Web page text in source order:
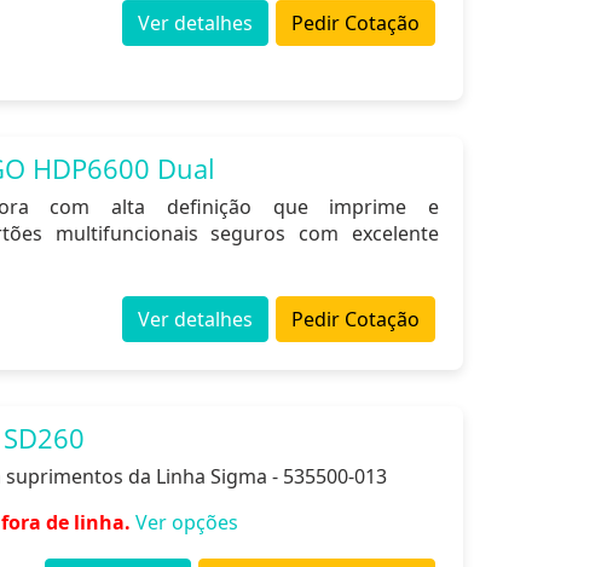
Pedir Cotação
Ver detalhes
HDP6600 Dual
com alta definição que imprime e
multifuncionais seguros com excelente
Pedir Cotação
Ver detalhes
da Linha Sigma - 535500-013
de linha. Ver opções